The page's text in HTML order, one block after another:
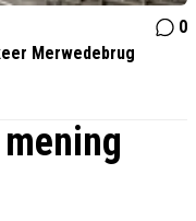
0
Merwedebrug